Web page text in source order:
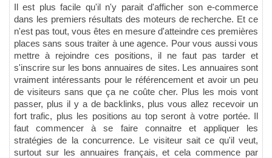
Il est plus facile qu'il n'y parait d'afficher son e-commerce
dans les premiers résultats des moteurs de recherche. Et ce
n'est pas tout, vous êtes en mesure d'atteindre ces premières
places sans sous traiter à une agence. Pour vous aussi vous
mettre à rejoindre ces positions, il ne faut pas tarder et
s'inscrire sur les bons annuaires de sites. Les annuaires sont
vraiment intéressants pour le référencement et avoir un peu
de visiteurs sans que ça ne coûte cher. Plus les mois vont
passer, plus il y a de backlinks, plus vous allez recevoir un
fort trafic, plus les positions au top seront à votre portée. Il
faut commencer à se faire connaitre et appliquer les
stratégies de la concurrence. Le visiteur sait ce qu'il veut,
surtout sur les annuaires français, et cela commence par